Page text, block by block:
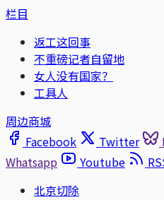
栏目
返工这回事
不重磅记者自留地
女人没有国家？
工具人
周边商城
Facebook
Twitter
Whatsapp
Youtube
北京切除